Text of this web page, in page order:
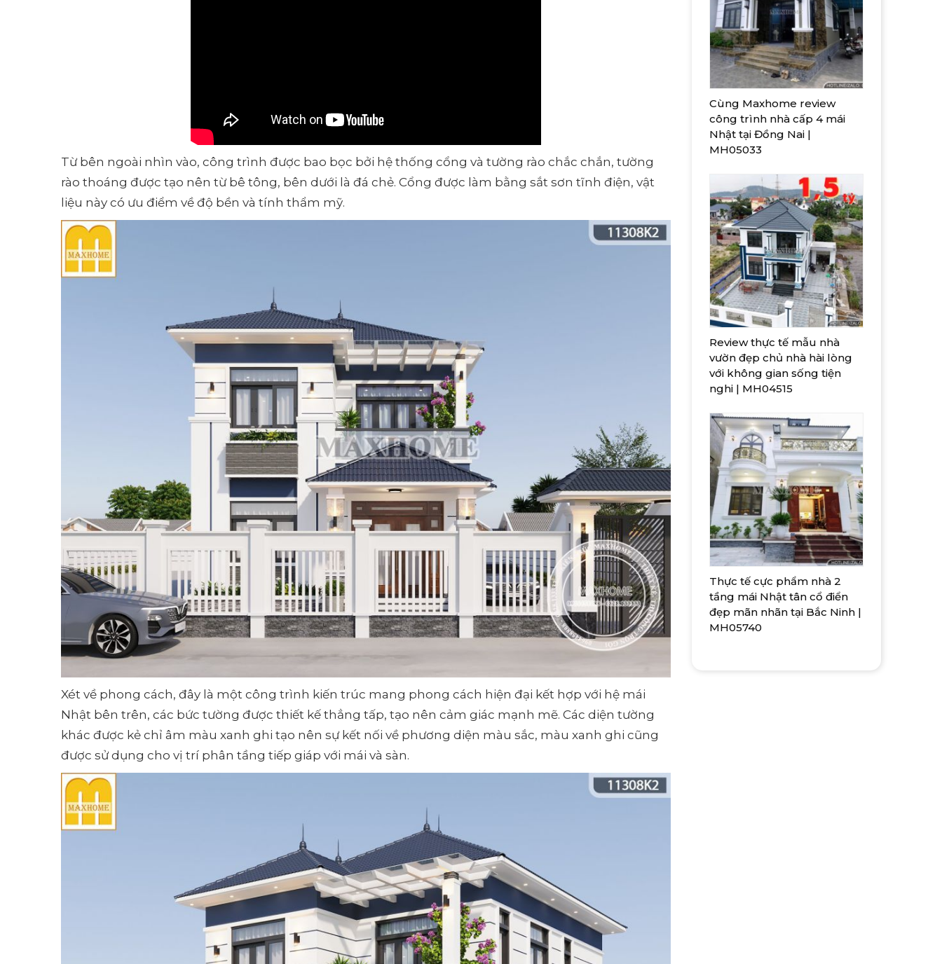
Từ bên ngoài nhìn vào, công trình được bao bọc bởi hệ thống cổng và tường rào chắc chắn, tường
rào thoáng được tạo nên từ bê tông, bên dưới là đá chẻ. Cổng được làm bằng sắt sơn tĩnh điện, vật
liệu này có ưu điểm về độ bền và tính thẩm mỹ.
Xét về phong cách, đây là một công trình kiến trúc mang phong cách hiện đại kết hợp với hệ mái
Nhật bên trên, các bức tường được thiết kế thẳng tấp, tạo nên cảm giác mạnh mẽ. Các diện tường
khác được kẻ chỉ âm màu xanh ghi tạo nên sự kết nối về phương diện màu sắc, màu xanh ghi cũng
được sử dụng cho vị trí phân tầng tiếp giáp với mái và sàn.
Cùng Maxhome review
công trình nhà cấp 4 mái
Nhật tại Đồng Nai |
MH05033
Review thực tế mẫu nhà
vườn đẹp chủ nhà hài lòng
với không gian sống tiện
nghi | MH04515
Thực tế cực phẩm nhà 2
tầng mái Nhật tân cổ điển
đẹp mãn nhãn tại Bắc Ninh |
MH05740